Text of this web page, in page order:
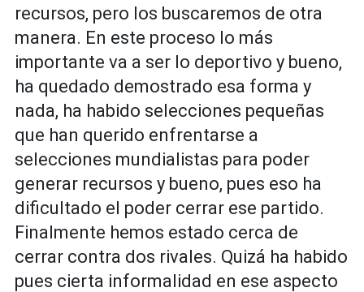
recursos, pero los buscaremos de otra
manera. En este proceso lo más
importante va a ser lo deportivo y bueno,
ha quedado demostrado esa forma y
nada, ha habido selecciones pequeñas
que han querido enfrentarse a
selecciones mundialistas para poder
generar recursos y bueno, pues eso ha
dificultado el poder cerrar ese partido.
Finalmente hemos estado cerca de
cerrar contra dos rivales. Quizá ha habido
pues cierta informalidad en ese aspecto